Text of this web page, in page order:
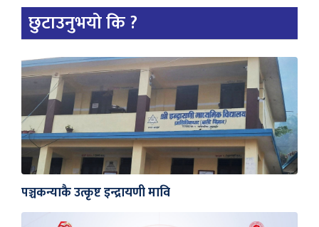
छुटाउनुभयो कि ?
पञ्चकन्याकै उत्कृष्ट इन्द्रायणी मावि